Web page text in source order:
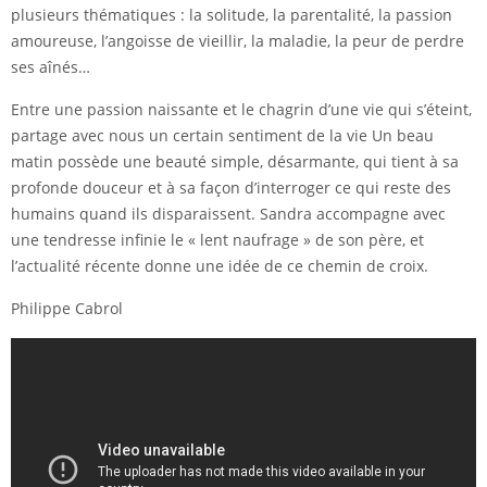
plusieurs thématiques : la solitude, la parentalité, la passion
amoureuse, l’angoisse de vieillir, la maladie, la peur de perdre
ses aînés…
Entre une passion naissante et le chagrin d’une vie qui s’éteint,
partage avec nous un certain sentiment de la vie Un beau
matin possède une beauté simple, désarmante, qui tient à sa
profonde douceur et à sa façon d’interroger ce qui reste des
humains quand ils disparaissent. Sandra accompagne avec
une tendresse infinie le « lent naufrage » de son père, et
l’actualité récente donne une idée de ce chemin de croix.
Philippe Cabrol